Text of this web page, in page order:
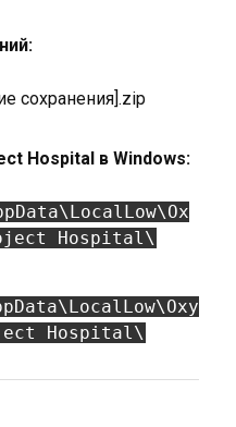
сохранения].zip
Hospital в Windows:
Hospital\
Hospital\